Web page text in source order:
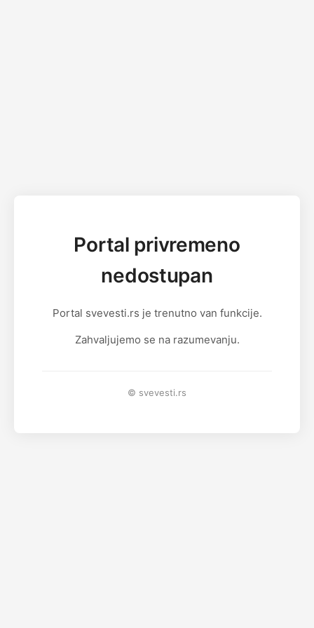
Portal privremeno
nedostupan
Portal svevesti.rs je trenutno van funkcije.
Zahvaljujemo se na razumevanju.
© svevesti.rs